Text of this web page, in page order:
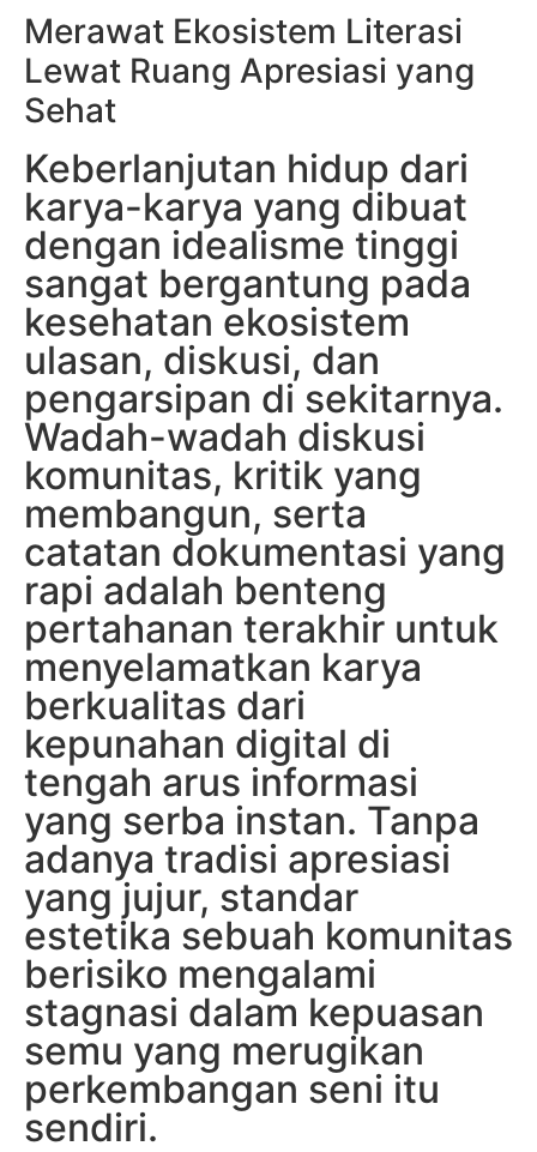
Merawat Ekosistem Literasi
Lewat Ruang Apresiasi yang
Sehat
Keberlanjutan hidup dari
karya-karya yang dibuat
dengan idealisme tinggi
sangat bergantung pada
kesehatan ekosistem
ulasan, diskusi, dan
pengarsipan di sekitarnya.
Wadah-wadah diskusi
komunitas, kritik yang
membangun, serta
catatan dokumentasi yang
rapi adalah benteng
pertahanan terakhir untuk
menyelamatkan karya
berkualitas dari
kepunahan digital di
tengah arus informasi
yang serba instan. Tanpa
adanya tradisi apresiasi
yang jujur, standar
estetika sebuah komunitas
berisiko mengalami
stagnasi dalam kepuasan
semu yang merugikan
perkembangan seni itu
sendiri.